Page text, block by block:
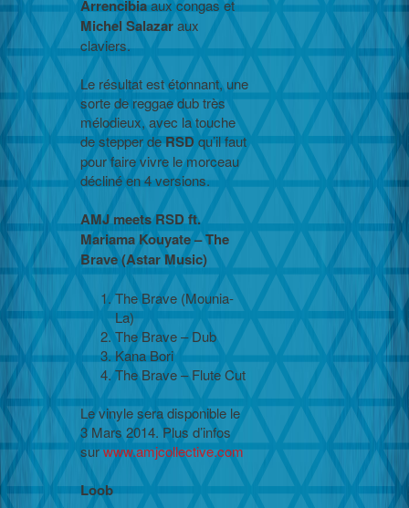
Arrencibiaaux congas et
Michel Salazaraux
claviers.
Le résultat est étonnant, une
sorte de reggae dub très
mélodieux, avec la touche
de stepper deRSDqu’il faut
pour faire vivre le morceau
décliné en 4 versions.
AMJ meets RSD ft.
Mariama Kouyate – The
Brave (Astar Music)
The Brave (Mounia-
La)
The Brave – Dub
Kana Bori
The Brave – Flute Cut
Le vinyle sera disponible le
3 Mars 2014. Plus d’infos
surwww.amjcollective.com
Loob